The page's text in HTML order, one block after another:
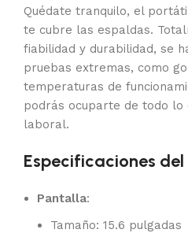
Quédate tranquilo, el
te cubre las espaldas.
fiabilidad y durabilidad, se
pruebas extremas, como
temperaturas de
podrás ocuparte de todo lo
laboral.
Especificaciones
Pantalla:
Tamaño: 15.6 pulgadas